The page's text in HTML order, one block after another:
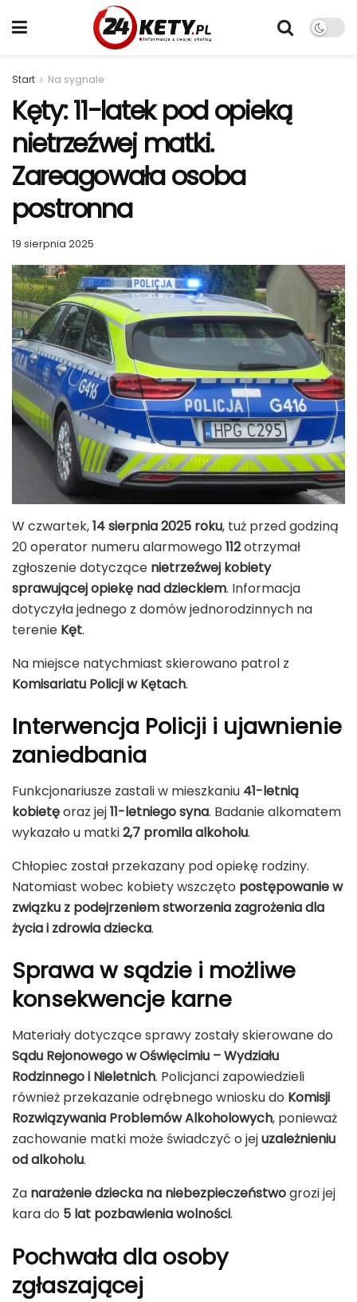
Start Na sygnale
Kęty: 11-latek pod opieką
nietrzeźwej matki.
Zareagowała osoba
postronna
19 sierpnia 2025
W czwartek,14 sierpnia 2025 roku, tuż przed godziną
20 operator numeru alarmowego 112otrzymał
zgłoszenie dotyczące nietrzeźwej kobiety
sprawującej opiekę nad dzieckiem. Informacja
dotyczyła jednego z domów jednorodzinnych na
terenie Kęt.
Na miejsce natychmiast skierowano patrol z
Komisariatu Policji w Kętach.
Interwencja Policji i ujawnienie
zaniedbania
Funkcjonariusze zastali w mieszkaniu 41-letnią
kobietęoraz jej11-letniego syna. Badanie alkomatem
wykazało u matki2,7 promila alkoholu.
Chłopiec został przekazany pod opiekę rodziny.
Natomiast wobec kobiety wszczęto postępowanie w
związku z podejrzeniem stworzenia zagrożenia dla
życia i zdrowia dziecka.
Sprawa w sądzie i możliwe
konsekwencje karne
Materiały dotyczące sprawy zostały skierowane do
Sądu Rejonowego w Oświęcimiu – Wydziału
Rodzinnego i Nieletnich. Policjanci zapowiedzieli
również przekazanie odrębnego wniosku do Komisji
Rozwiązywania Problemów Alkoholowych, ponieważ
zachowanie matki może świadczyć o jejuzależnieniu
od alkoholu.
Za narażenie dziecka na niebezpieczeństwogrozi jej
kara do 5 lat pozbawienia wolności.
Pochwała dla osoby
zgłaszającej